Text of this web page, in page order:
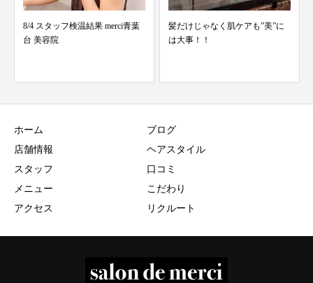
8/4 スタッフ検温結果 merci青葉
台 美容院
髪だけじゃなく肌ケアも”美”に
は大事！！
ホーム
店舗情報
スタッフ
メニュー
アクセス
ブログ
ヘアスタイル
口コミ
こだわり
リクルート